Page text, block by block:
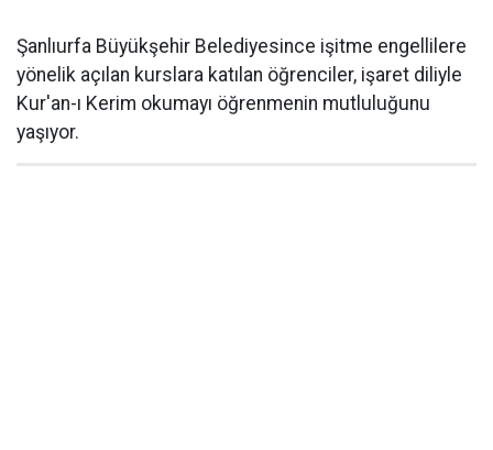
Şanlıurfa Büyükşehir Belediyesince işitme engellilere
yönelik açılan kurslara katılan öğrenciler, işaret diliyle
Kur'an-ı Kerim okumayı öğrenmenin mutluluğunu
yaşıyor.